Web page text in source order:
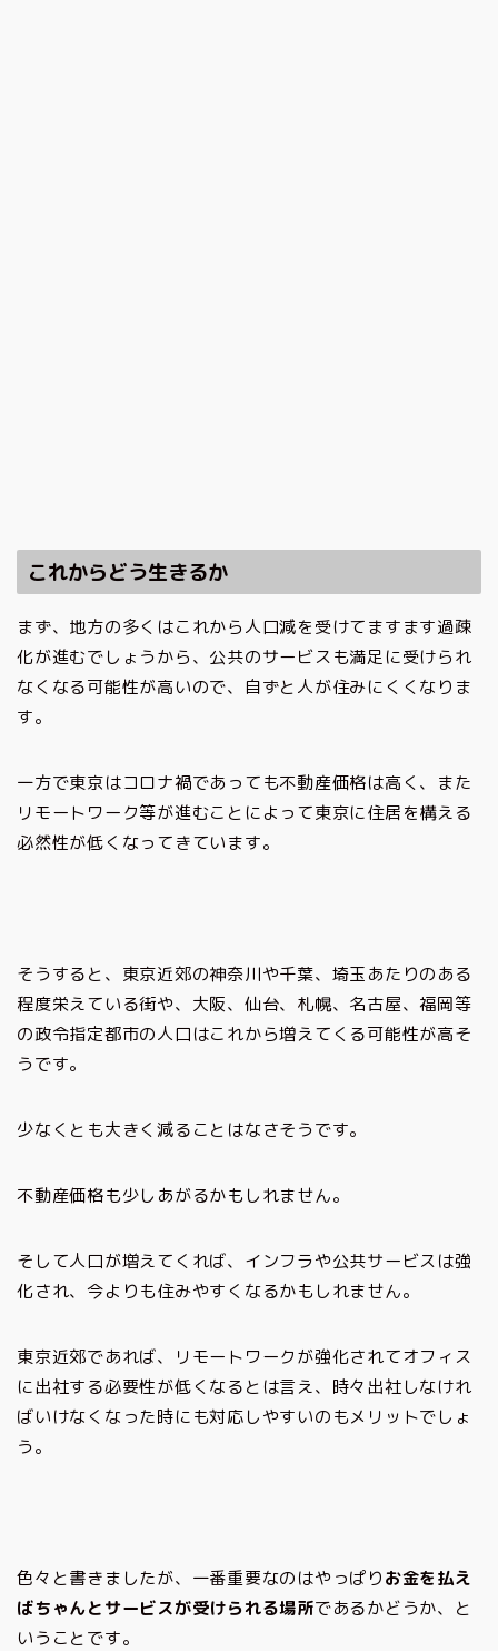
これからどう生きるか
まず、地方の多くはこれから人口減を受けてますます過疎
化が進むでしょうから、公共のサービスも満足に受けられ
なくなる可能性が高いので、自ずと人が住みにくくなりま
す。
一方で東京はコロナ禍であっても不動産価格は高く、また
リモートワーク等が進むことによって東京に住居を構える
必然性が低くなってきています。
そうすると、東京近郊の神奈川や千葉、埼玉あたりのある
程度栄えている街や、大阪、仙台、札幌、名古屋、福岡等
の政令指定都市の人口はこれから増えてくる可能性が高そ
うです。
少なくとも大きく減ることはなさそうです。
不動産価格も少しあがるかもしれません。
そして人口が増えてくれば、インフラや公共サービスは強
化され、今よりも住みやすくなるかもしれません。
東京近郊であれば、リモートワークが強化されてオフィス
に出社する必要性が低くなるとは言え、時々出社しなけれ
ばいけなくなった時にも対応しやすいのもメリットでしょ
う。
色々と書きましたが、一番重要なのはやっぱりお金を払え
ばちゃんとサービスが受けられる場所であるかどうか、と
いうことです。